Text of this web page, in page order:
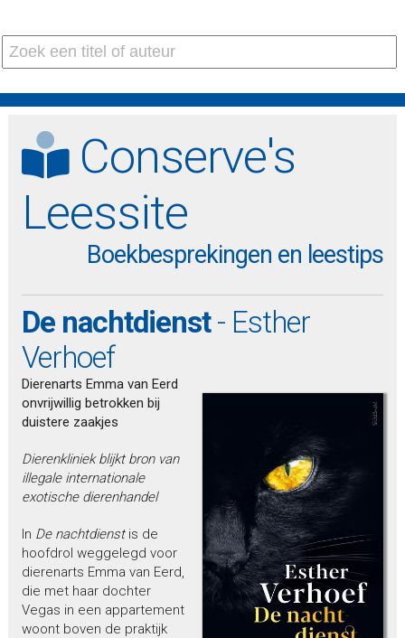
Conserve's
Leessite
Boekbesprekingen en leestips
De nachtdienst- Esther
Verhoef
Dierenarts Emma van Eerd
onvrijwillig betrokken bij
duistere zaakjes
Dierenkliniek blijkt bron van
illegale internationale
exotische dierenhandel
In De nachtdienstis de
hoofdrol weggelegd voor
dierenarts Emma van Eerd,
die met haar dochter
Vegas in een appartement
woont boven de praktijk